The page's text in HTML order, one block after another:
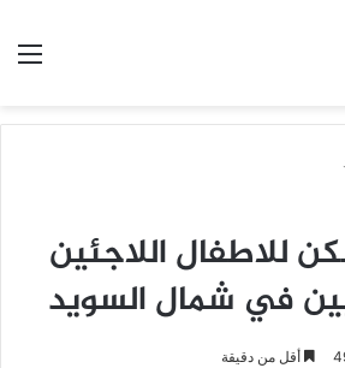
للاطفال اللاجئين
في شمال السويد
أقل من دقيقة